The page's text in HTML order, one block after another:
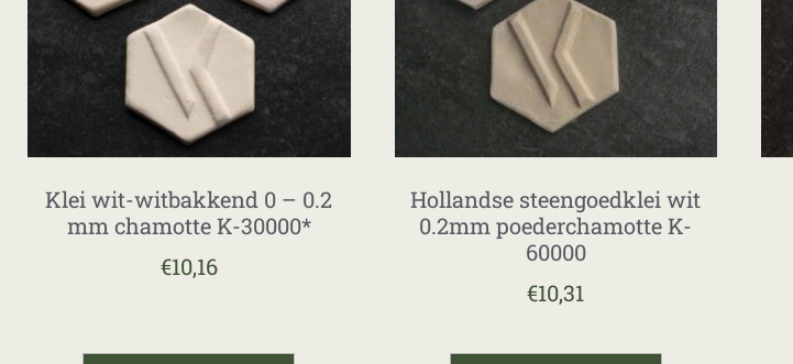
Klei wit-witbakkend 0 – 0.2
mm chamotte K-30000*
€10,16
Hollandse steengoedklei wit
0.2mm poederchamotte K-
60000
€10,31